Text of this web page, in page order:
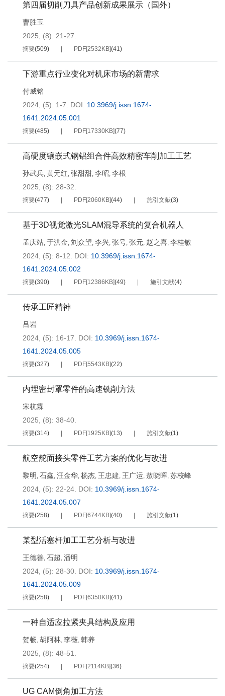
第四届切削刀具产品创新成果展示（国外）
曹胜玉
2025, (8): 21-27.
摘要(509) PDF[2532KB](41)
下游重点行业变化对机床市场的新需求
付威铭
2024, (5): 1-7.
DOI: 10.3969/j.issn.1674-
1641.2024.05.001
摘要(485) PDF[17330KB](77)
高硬度镶嵌式钢铝组合件高效精密车削加工工艺
孙武兵, 黄元红, 张甜甜, 李昭, 李根
2025, (8): 28-32.
摘要(477) PDF[2060KB](44) 施引文献(3)
基于3D视觉激光SLAM混导系统的复合机器人
孟庆站, 于洪金, 刘众望, 李兴, 张号, 张元, 赵之喜, 李桂敏
2024, (5): 8-12.
DOI: 10.3969/j.issn.1674-
1641.2024.05.002
摘要(390) PDF[12386KB](49) 施引文献(4)
传承工匠精神
吕岩
2024, (5): 16-17.
DOI: 10.3969/j.issn.1674-
1641.2024.05.005
摘要(327) PDF[5543KB](22)
内埋密封罩零件的高速铣削方法
宋杭霖
2025, (8): 38-40.
摘要(314) PDF[1925KB](13) 施引文献(1)
航空舵面接头零件工艺方案的优化与改进
黎明 , 石鑫, 汪金华, 杨杰, 王忠建, 王广运, 敖晓晖, 苏校峰
2024, (5): 22-24. DOI: 10.3969/j.issn.1674-
1641.2024.05.007
摘要(258) PDF[6744KB](40) 施引文献(1)
某型活塞杆加工工艺分析与改进
王德善, 石超 , 潘明
2024, (5): 28-30. DOI: 10.3969/j.issn.1674-
1641.2024.05.009
摘要(258) PDF[6350KB](41)
一种自适应拉紧夹具结构及应用
贺畅, 胡阿林, 李薇, 韩养
2025, (8): 48-51.
摘要(254) PDF[2114KB](36)
UG CAM倒角加工方法